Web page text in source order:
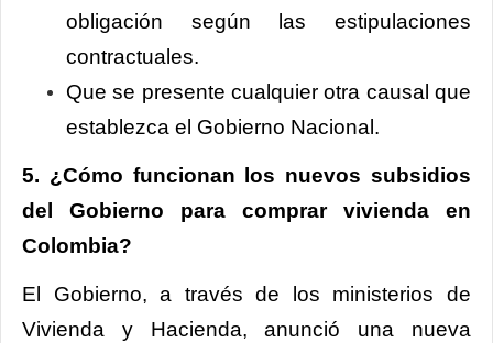
obligación según las estipulaciones
contractuales.
Que se presente cualquier otra causal que
establezca el Gobierno Nacional.
5. ¿Cómo funcionan los nuevos subsidios
del Gobierno para comprar vivienda en
Colombia?
El Gobierno, a través de los ministerios de
Vivienda y Hacienda, anunció una nueva